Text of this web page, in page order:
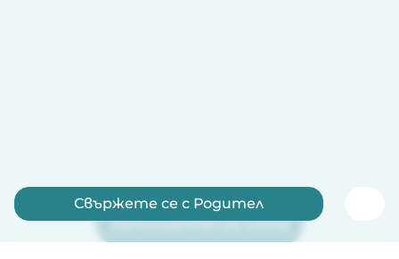
Запишете се сега
Свържете се с Родител